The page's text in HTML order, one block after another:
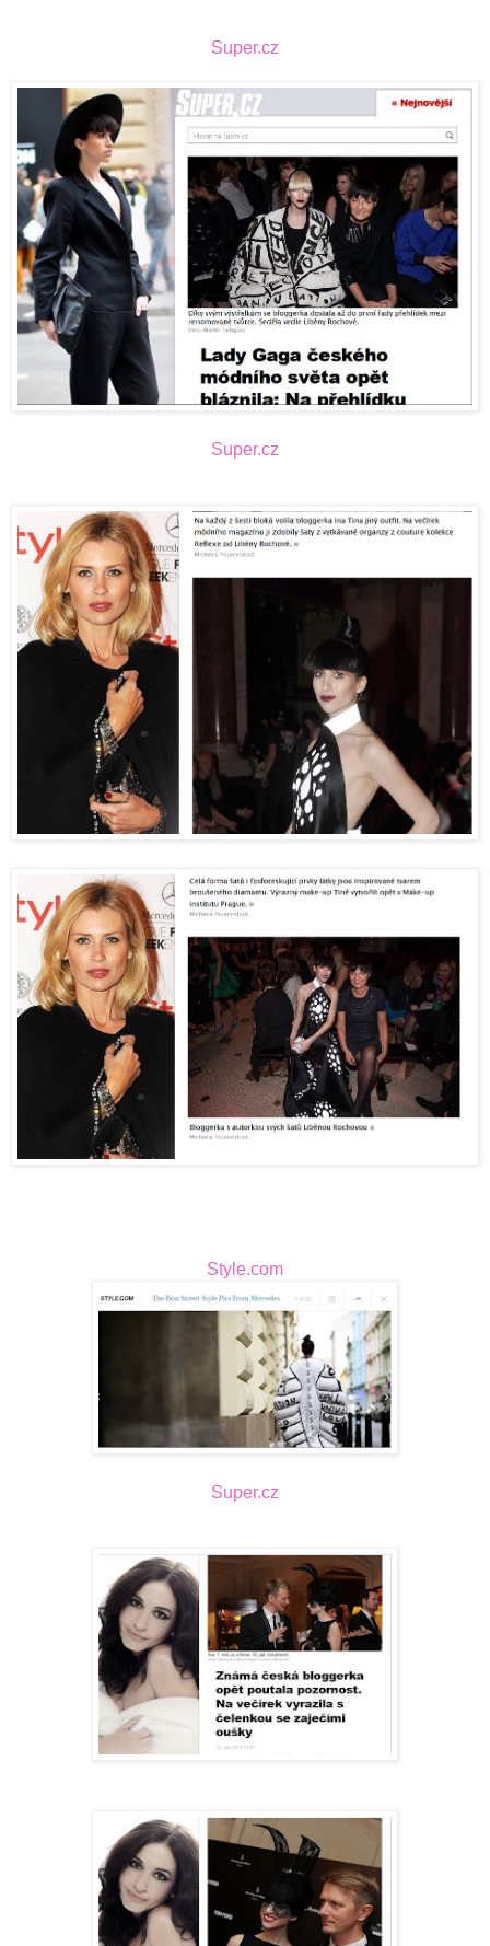
Super.cz
Super.cz
Style.com
Super.cz